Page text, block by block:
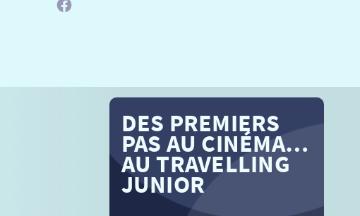
DES PREMIERS
PAS AU CINÉMA…
AU TRAVELLING
JUNIOR